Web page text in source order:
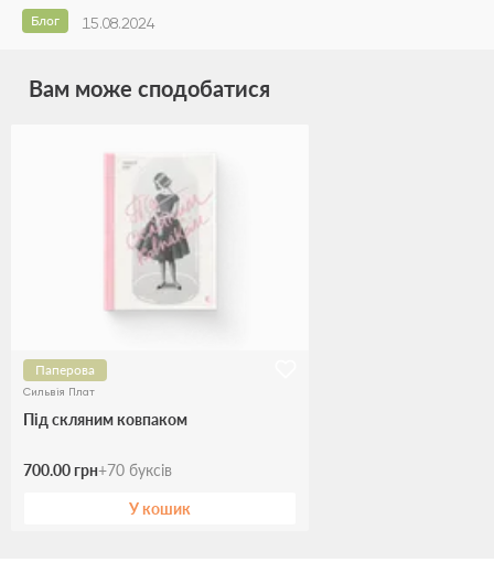
15.08.2024
Блог
Вам може сподобатися
Паперова
Сильвія Плат
Під скляним ковпаком
700.00 грн+70 буксів
У кошик